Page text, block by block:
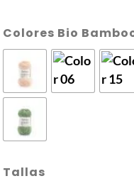
Colores Bio
Tallas